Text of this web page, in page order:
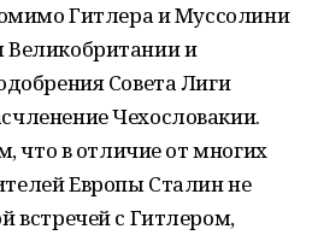
Гитлера и Муссолини
Великобритании и
Совета Лиги
Чехословакии.
что в отличие от многих
Европы Сталин не
встречей с Гитлером,